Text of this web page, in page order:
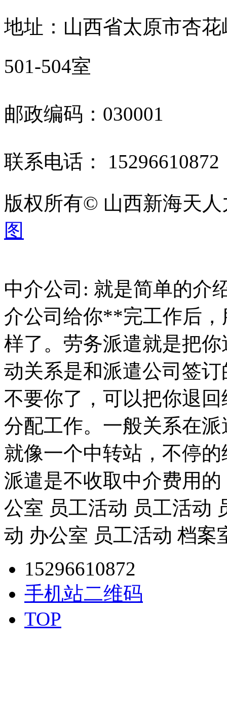
地址：山西省太原市杏
501-504室
邮政编码：030001
联系电话：
版权所有© 山西新海天
图
中介公司: 就是简单的介
介公司给你**完工作后
样了。劳务派遣就是把
动关系是和派遣公司签
不要你了，可以把你退
分配工作。一般关系在
就像一个中转站，不停
派遣是不收取中介费用
公室 员工活动 员工活动
动 办公室 员工活动 档案
15296610872
手机站二维码
TOP